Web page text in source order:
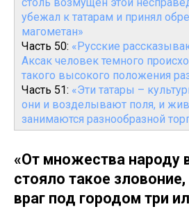
убежал к татарам и принял
магометан»
Часть 50: «Русские
Аксак человек темного
такого высокого положения
Часть 51: «Эти татары –
они и возделывают поля, и
занимаются разнообразной
«От множества народу
стояло такое
враг под городом три